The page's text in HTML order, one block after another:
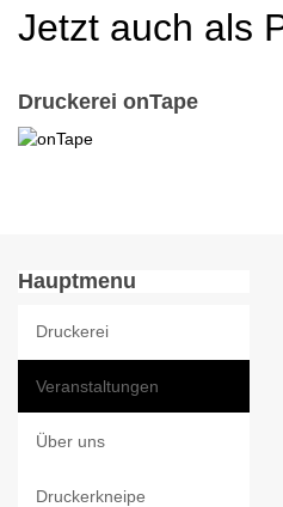
Jetzt auch als
Druckerei onTape
Hauptmenu
Druckerei
Veranstaltungen
Über uns
Druckerkneipe